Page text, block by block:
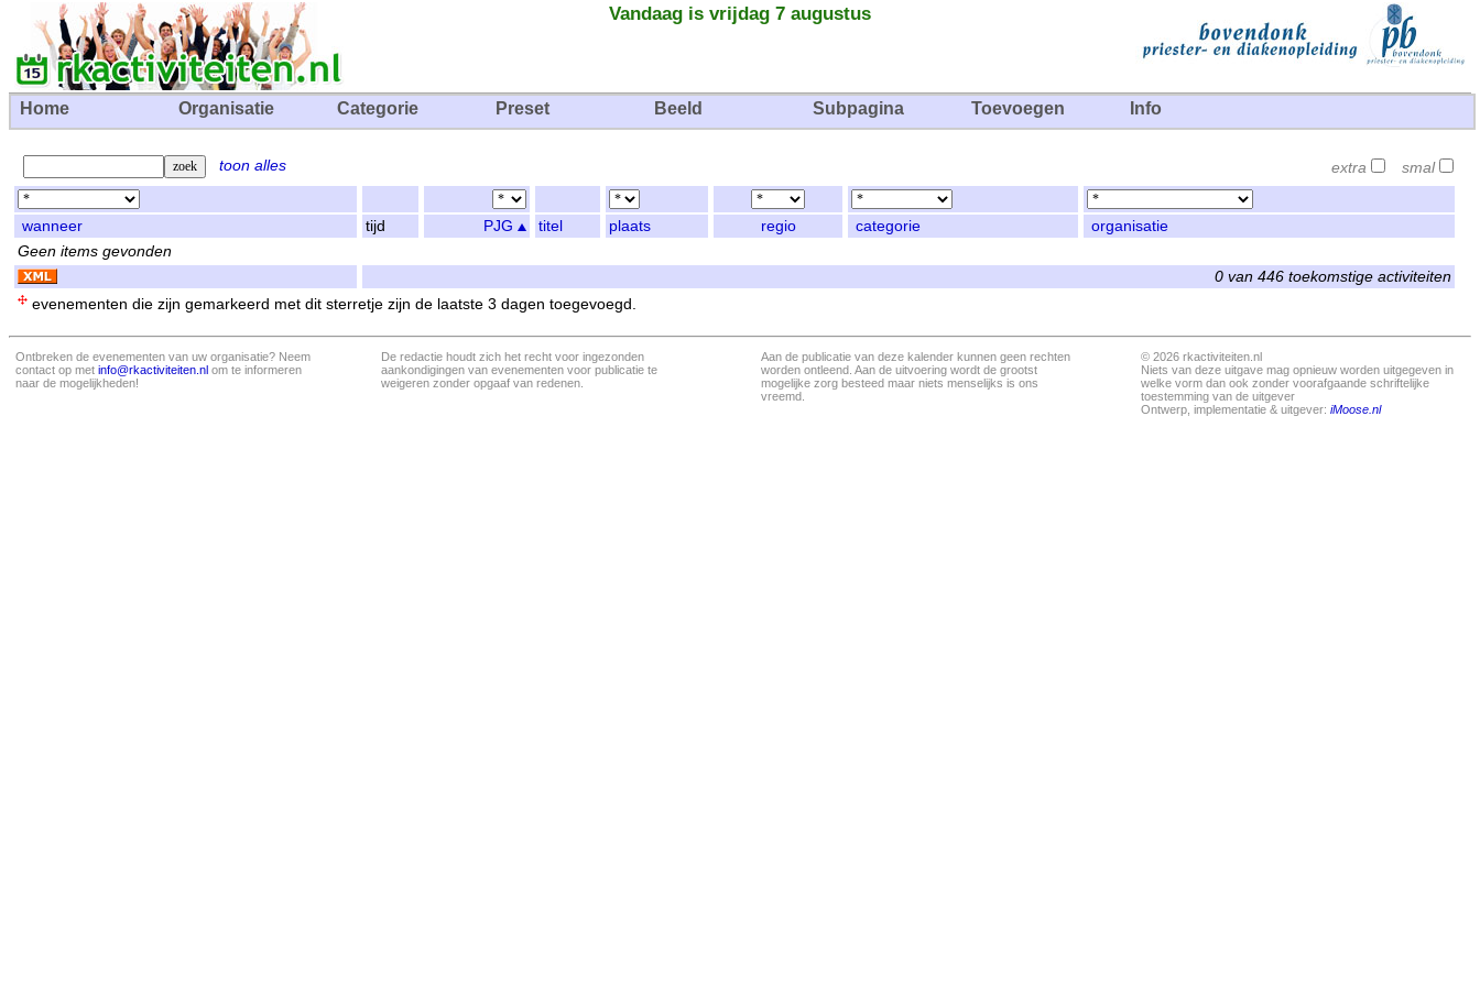
Vandaag is vrijdag 7 augustus
Home Organisatie Categorie Preset Beeld Subpagina Toevoegen Info
toon alles extra smal
wanneer tijd PJG titel plaats regio categorie
organisatie
Geen items gevonden
0 van 446 toekomstige activiteiten
evenementen die zijn gemarkeerd met dit sterretje zijn de laatste 3 dagen toegevoegd.
Ontbreken de evenementen van uw organisatie? Neem
contact op met info@rkactiviteiten.nl om te informeren
naar de mogelijkheden!
De redactie houdt zich het recht voor ingezonden
aankondigingen van evenementen voor publicatie te
weigeren zonder opgaaf van redenen.
Aan de publicatie van deze kalender kunnen geen rechten
worden ontleend. Aan de uitvoering wordt de grootst
mogelijke zorg besteed maar niets menselijks is ons
vreemd.
© 2026 rkactiviteiten.nl
Niets van deze uitgave mag opnieuw worden uitgegeven in
welke vorm dan ook zonder voorafgaande schriftelijke
toestemming van de uitgever
Ontwerp, implementatie & uitgever: iMoose.nl